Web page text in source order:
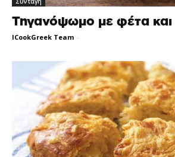
Τηγανόψωμο με φέτα
ICookGreek Team -